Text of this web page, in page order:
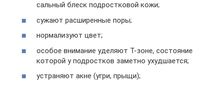
сальный блеск подростковой кожи;
сужают расширенные поры;
нормализуют цвет;
особое внимание уделяют Т-зоне, состояние
которой у подростков заметно ухудшается;
устраняют акне (угри, прыщи);